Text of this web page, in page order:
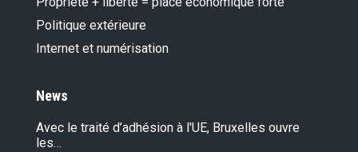
Politique extérieure
Internet et numérisation
News
Avec le traité d’adhésion à l'UE, Bruxelles ouvre
les…